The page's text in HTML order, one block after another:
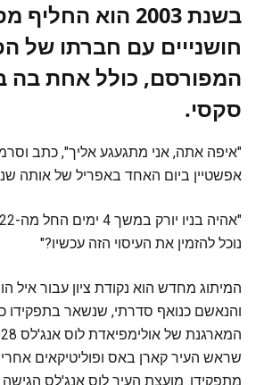
בשנת 2003 הוא
חושנייים עם חברתו של
המפורסם, כולל אחת בה
סקסי.
"איפה אתה, אני מתגעגע אליך", כתב
אפשטיין ביום האחד באפריל של אותה
נוכל להזמין את העיסוי הזה עכשיו?"
המיתוג מחדש הוא נקודת ציון עבור איל
והנאשם כנואף סדרתי, שנשאר בתפקידו
שראש העיר קארן באס ופוליטיקאים
מתפקידו. מועצת העיר לוס אנג'לס